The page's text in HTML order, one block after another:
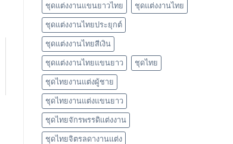
ชุดแต่งงานแขนยาวไทย ชุดแต่งงานไทย
ชุดแต่งงานไทยประยุกต์
ชุดแต่งงานไทยสีเงิน
ชุดแต่งงานไทยแขนยาว ชุดไทย
ชุดไทยงานแต่งผู้ชาย
ชุดไทยงานแต่งแขนยาว
ชุดไทยจักรพรรดิแต่งงาน
ชุดไทยจิตรลดางานแต่ง